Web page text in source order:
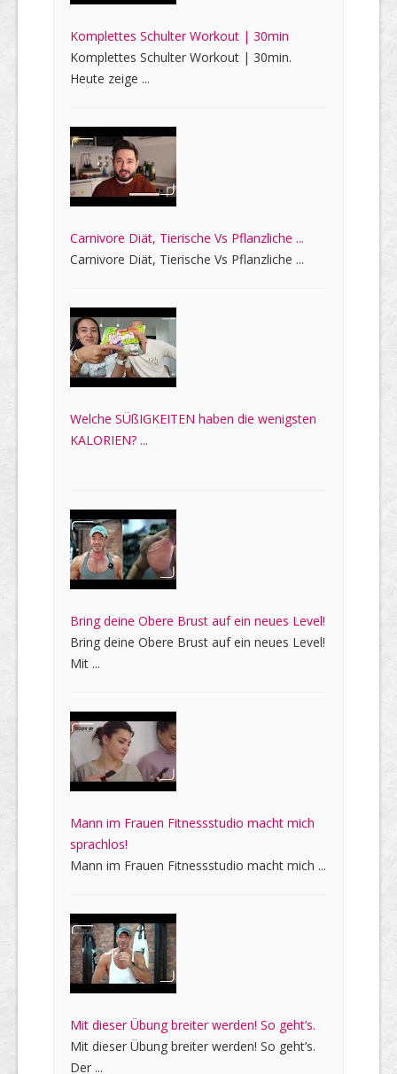
Komplettes Schulter Workout | 30min
Komplettes Schulter Workout | 30min.
Heute zeige ...
Carnivore Diät, Tierische Vs Pflanzliche ...
Carnivore Diät, Tierische Vs Pflanzliche ...
Welche SÜßIGKEITEN haben die wenigsten
KALORIEN? ...
Bring deine Obere Brust auf ein neues Level!
Bring deine Obere Brust auf ein neues Level!
Mit ...
Mann im Frauen Fitnessstudio macht mich
sprachlos!
Mann im Frauen Fitnessstudio macht mich ...
Mit dieser Übung breiter werden! So geht’s.
Mit dieser Übung breiter werden! So geht’s.
Der ...